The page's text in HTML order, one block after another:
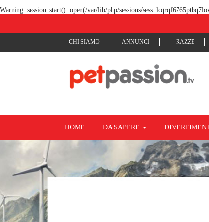
Warning: session_start(): open(/var/lib/php/sessions/
CHI SIAMO ANNUNCI RAZZE
HOME DA SAPERE